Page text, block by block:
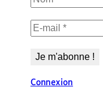
Connexion